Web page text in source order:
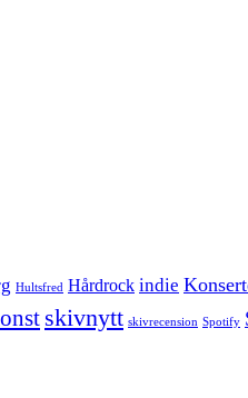
Hultsfred Hårdrock indie
skivnytt skivrecension Spotify